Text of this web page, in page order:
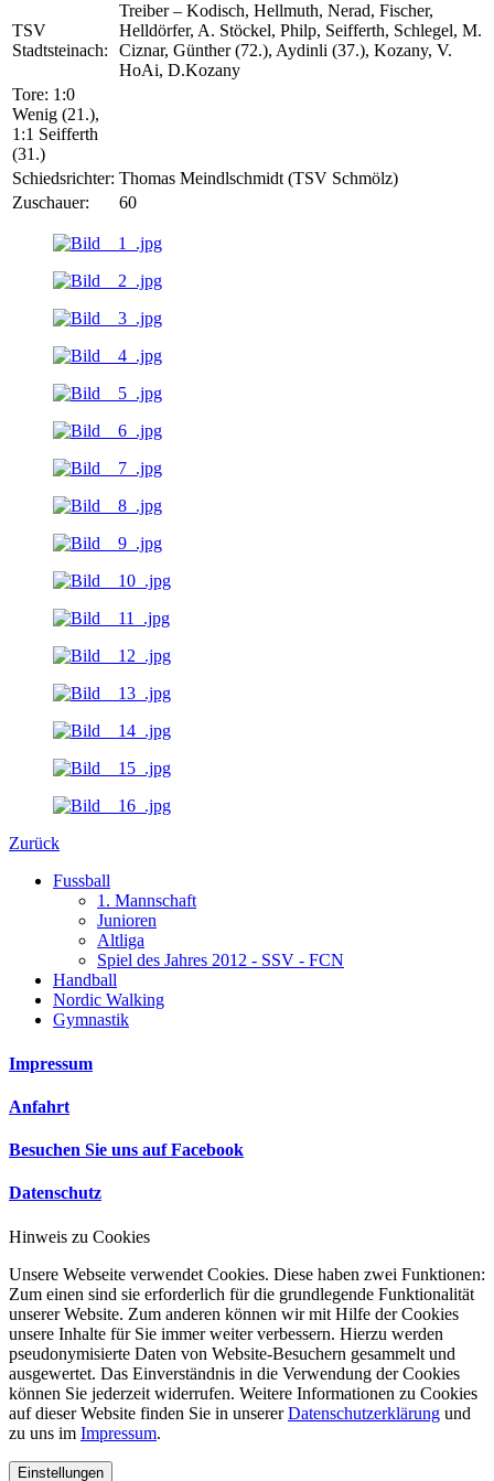
TSV
Stadtsteinach:
Treiber – Kodisch, Hellmuth, Nerad, Fischer,
Helldörfer, A. Stöckel, Philp, Seifferth, Schlegel, M.
Ciznar, Günther (72.), Aydinli (37.), Kozany, V.
HoAi, D.Kozany
Tore: 1:0
Wenig (21.),
1:1 Seifferth
(31.)
Schiedsrichter: Thomas Meindlschmidt (TSV Schmölz)
Zuschauer:
60
Zurück
Fussball
1. Mannschaft
Junioren
Altliga
Spiel des Jahres 2012 - SSV - FCN
Handball
Nordic Walking
Gymnastik
Impressum
Anfahrt
Besuchen Sie uns auf Facebook
Datenschutz
Hinweis zu Cookies
Unsere Webseite verwendet Cookies. Diese haben zwei Funktionen:
Zum einen sind sie erforderlich für die grundlegende Funktionalität
unserer Website. Zum anderen können wir mit Hilfe der Cookies
unsere Inhalte für Sie immer weiter verbessern. Hierzu werden
pseudonymisierte Daten von Website-Besuchern gesammelt und
ausgewertet. Das Einverständnis in die Verwendung der Cookies
können Sie jederzeit widerrufen. Weitere Informationen zu Cookies
auf dieser Website finden Sie in unsererDatenschutzerklärung und
zu uns im Impressum.
Einstellungen